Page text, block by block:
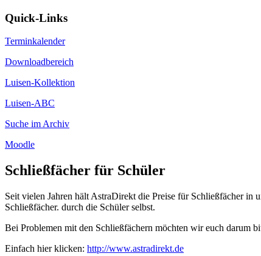
Quick-Links
Terminkalender
Downloadbereich
Luisen-Kollektion
Luisen-ABC
Suche im Archiv
Moodle
Schließfächer für Schüler
Seit vielen Jahren hält AstraDirekt die Preise für Schließfächer
Schließfächer. durch die Schüler selbst.
Bei Problemen mit den Schließfächern möchten wir euch darum
Einfach hier klicken: http://www.astradirekt.de